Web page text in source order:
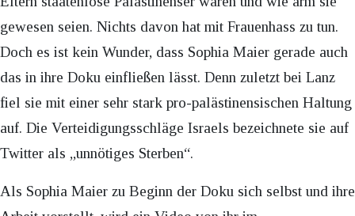
gewesen seien. Nichts davon hat mit Frauenhass zu tun.
Doch es ist kein Wunder, dass Sophia Maier gerade auch
das in ihre Doku einfließen lässt. Denn zuletzt bei Lanz
fiel sie mit einer sehr stark pro-palästinensischen Haltung
auf. Die Verteidigungsschläge Israels bezeichnete sie auf
Twitter als „unnötiges Sterben“.
Als Sophia Maier zu Beginn der Doku sich selbst und ihre